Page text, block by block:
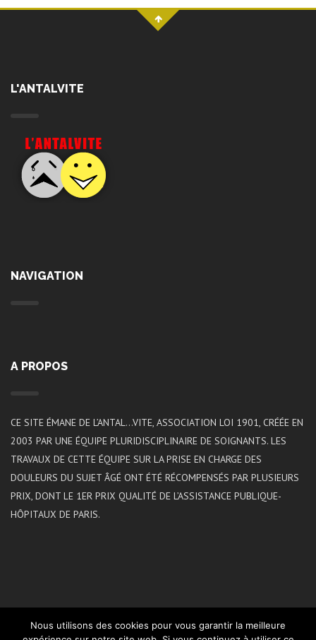
L'ANTALVITE
NAVIGATION
A PROPOS
CE SITE ÉMANE DE L’ANTAL…VITE, ASSOCIATION LOI 1901, CRÉÉE EN
2003 PAR UNE ÉQUIPE PLURIDISCIPLINAIRE DE SOIGNANTS. LES
TRAVAUX DE CETTE ÉQUIPE SUR LA PRISE EN CHARGE DES
DOULEURS DU SUJET ÂGÉ ONT ÉTÉ RÉCOMPENSÉS PAR PLUSIEURS
PRIX, DONT LE 1ER PRIX QUALITÉ DE L’ASSISTANCE PUBLIQUE-
HÔPITAUX DE PARIS.
Nous utilisons des cookies pour vous garantir la meilleure